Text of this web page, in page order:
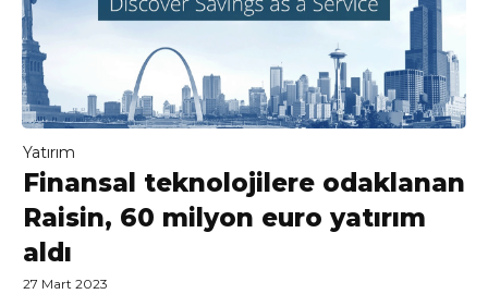
Yatırım
Finansal teknolojilere odaklanan
Raisin, 60 milyon euro yatırım
aldı
27 Mart 2023